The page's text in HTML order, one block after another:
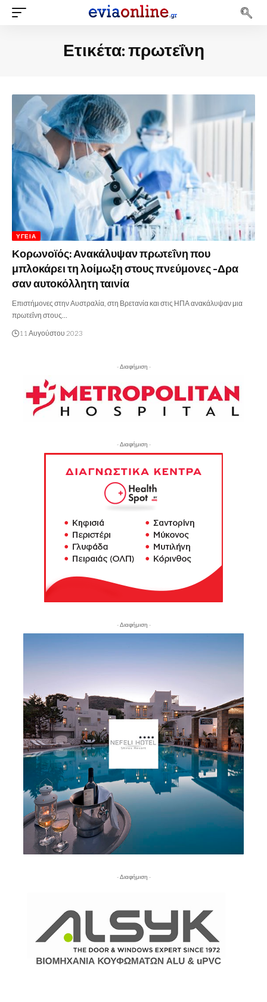
Ετικέτα:πρωτεΐνη
ΥΓΕΊΑ
Κορωνοϊός: Ανακάλυψαν πρωτεΐνη που
μπλοκάρει τη λοίμωξη στους πνεύμονες -Δρα
σαν αυτοκόλλητη ταινία
Επιστήμονες στην Αυστραλία, στη Βρετανία και στις ΗΠΑ ανακάλυψαν μια
πρωτεΐνη στους…
11 Αυγούστου 2023
- Διαφήμιση -
- Διαφήμιση -
- Διαφήμιση -
- Διαφήμιση -